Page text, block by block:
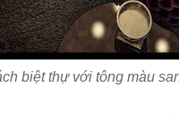
biệt thự với tông màu